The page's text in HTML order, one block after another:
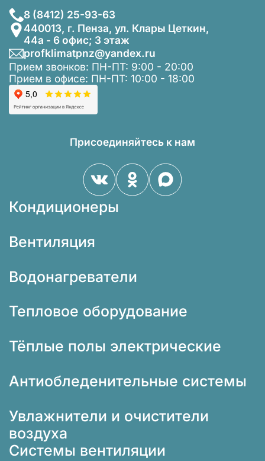
8 (8412) 25-93-63
440013, г. Пенза, ул. Клары Цеткин,
44а - 6 офис; 3 этаж
profklimatpnz@yandex.ru
Прием звонков: ПН-ПТ: 9:00 - 20:00
Прием в офисе: ПН-ПТ: 10:00 - 18:00
Присоединяйтесь к нам
Кондиционеры
Вентиляция
Водонагреватели
Тепловое оборудование
Тёплые полы электрические
Антиобледенительные системы
Увлажнители и очистители
воздуха
Системы вентиляции